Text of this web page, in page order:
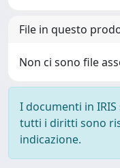
File in questo
Non ci sono file
I documenti in
tutti i diritti sono
indicazione.